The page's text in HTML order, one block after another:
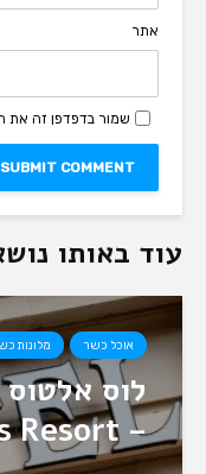
אתר
שמור בדפדפן זה את
עוד באותו
אוכל כשר מלונות
לוס
– Los Altos Resort